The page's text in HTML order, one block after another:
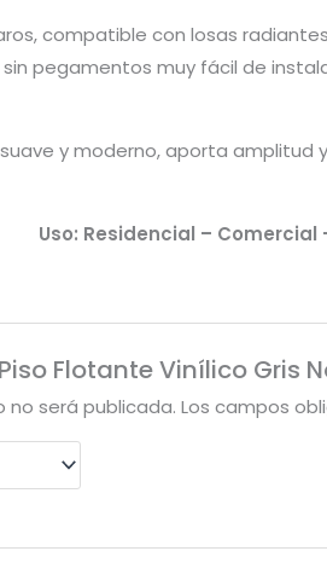
compatible con losas
pegamentos muy fácil de
y moderno, aporta amplitud
Uso: Residencial – Comercial
Flotante Vinílico Gris
no será publicada. Los campos